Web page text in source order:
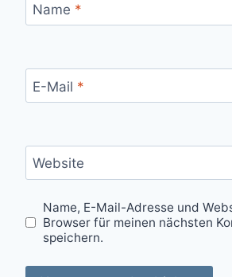
Name *
E-Mail *
Website
Name, E-Mail-Adresse und
Browser für meinen nächsten
speichern.